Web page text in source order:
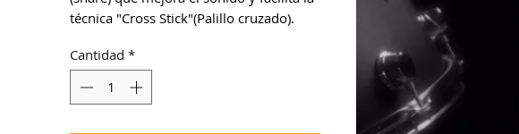
técnica "Cross Stick"(Palillo cruzado).
Cantidad *